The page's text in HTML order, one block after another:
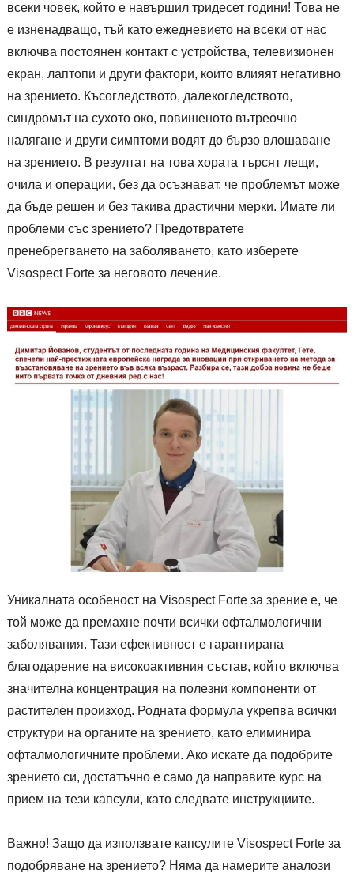
всеки човек, който е навършил тридесет години! Това не
е изненадващо, тъй като ежедневието на всеки от нас
включва постоянен контакт с устройства, телевизионен
екран, лаптопи и други фактори, които влияят негативно
на зрението. Късогледството, далекогледството,
синдромът на сухото око, повишеното вътреочно
налягане и други симптоми водят до бързо влошаване
на зрението. В резултат на това хората търсят лещи,
очила и операции, без да осъзнават, че проблемът може
да бъде решен и без такива драстични мерки. Имате ли
проблеми със зрението? Предотвратете
пренебрегването на заболяването, като изберете
Visospect Forte за неговото лечение.
Уникалната особеност на Visospect Forte за зрение е, че
той може да премахне почти всички офталмологични
заболявания. Тази ефективност е гарантирана
благодарение на високоактивния състав, който включва
значителна концентрация на полезни компоненти от
растителен произход. Родната формула укрепва всички
структури на органите на зрението, като елиминира
офталмологичните проблеми. Ако искате да подобрите
зрението си, достатъчно е само да направите курс на
прием на тези капсули, като следвате инструкциите.
Важно! Защо да използвате капсулите Visospect Forte за
подобряване на зрението? Няма да намерите аналози